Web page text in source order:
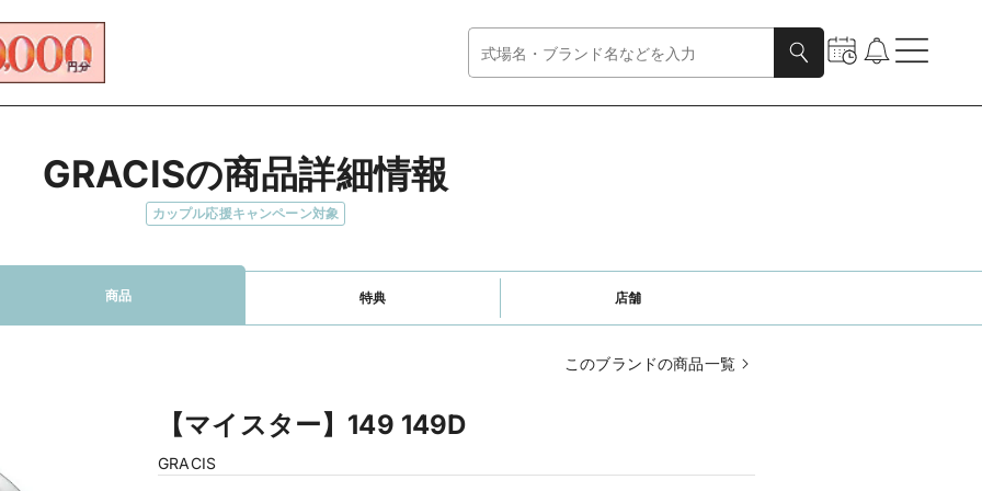
GRACISの商品詳細情報
カップル応援キャンペーン対象
商品 特典 店舗
このブランドの商品一覧
【マイスター】149 149D
GRACIS